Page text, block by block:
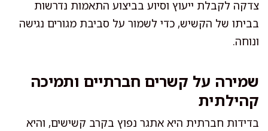
צדקה לקבלת ייעוץ וסיוע בביצוע התאמות נדרשות
בביתו של הקשיש, כדי לשמור על סביבת מגורים נגישה
ונוחה.
שמירה על קשרים חברתיים ותמיכה
קהילתית
בדידות חברתית היא אתגר נפוץ בקרב קשישים, והיא